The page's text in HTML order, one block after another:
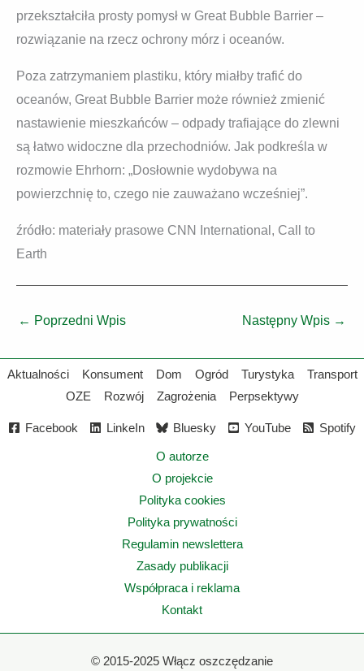
przekształciła prosty pomysł w Great Bubble Barrier –
rozwiązanie na rzecz ochrony mórz i oceanów.
Poza zatrzymaniem plastiku, który miałby trafić do
oceanów, Great Bubble Barrier może również zmienić
nastawienie mieszkańców – odpady trafiające do zlewni
są łatwo widoczne dla przechodniów. Jak podkreśla w
rozmowie Ehrhorn: „Dosłownie wydobywa na
powierzchnię to, czego nie zauważano wcześniej”.
źródło: materiały prasowe CNN International, Call to
Earth
← Poprzedni Wpis Następny Wpis →
Aktualności Konsument Dom Ogród Turystyka
Transport
OZE
Rozwój Zagrożenia Perpsektywy
Facebook LinkeIn Bluesky YouTube Spotify
O autorze
O projekcie
Polityka cookies
Polityka prywatności
Regulamin newslettera
Zasady publikacji
Współpraca i reklama
Kontakt
© 2015-2025 Włącz oszczędzanie